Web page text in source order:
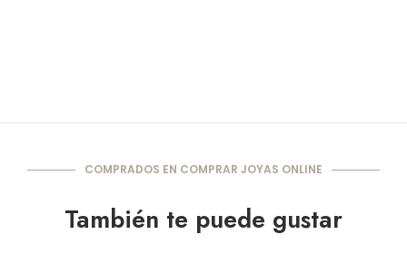
COMPRADOS EN COMPRAR JOYAS ONLINE
También te puede gustar